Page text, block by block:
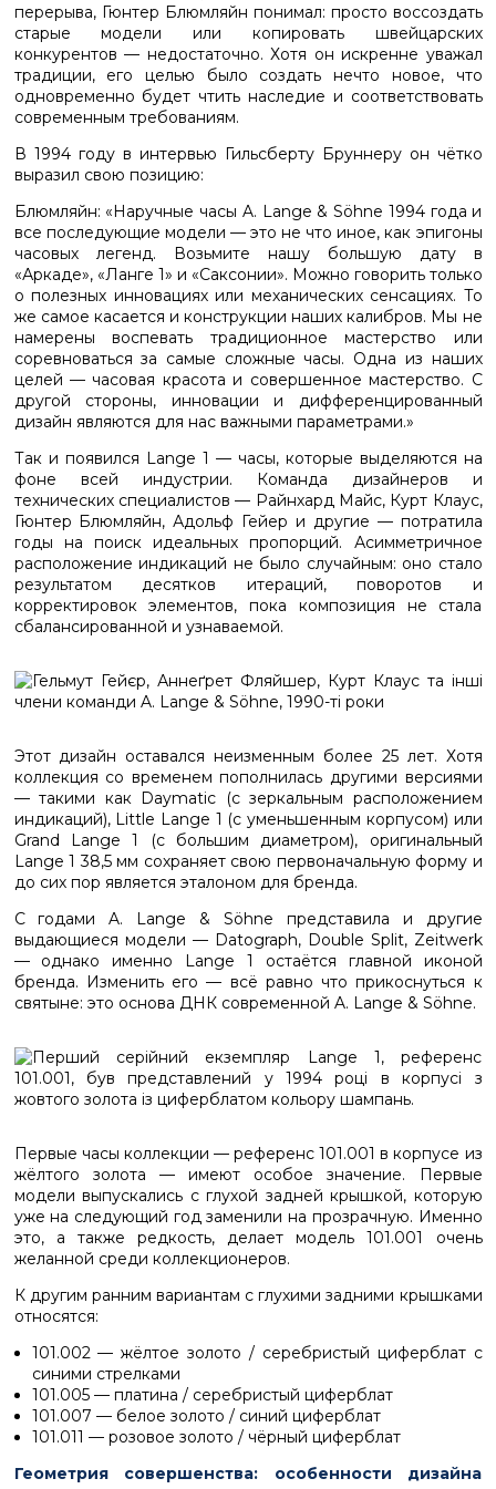
перерыва, Гюнтер Блюмляйн понимал: просто воссоздать
старые модели или копировать швейцарских
конкурентов — недостаточно. Хотя он искренне уважал
традиции, его целью было создать нечто новое, что
одновременно будет чтить наследие и соответствовать
современным требованиям.
В 1994 году в интервью Гильсберту Бруннеру он чётко
выразил свою позицию:
Блюмляйн: «Наручные часы A. Lange & Söhne 1994 года и
все последующие модели — это не что иное, как эпигоны
часовых легенд. Возьмите нашу большую дату в
«Аркаде», «Ланге 1» и «Саксонии». Можно говорить только
о полезных инновациях или механических сенсациях. То
же самое касается и конструкции наших калибров. Мы не
намерены воспевать традиционное мастерство или
соревноваться за самые сложные часы. Одна из наших
целей — часовая красота и совершенное мастерство. С
другой стороны, инновации и дифференцированный
дизайн являются для нас важными параметрами.»
Так и появился Lange 1 — часы, которые выделяются на
фоне всей индустрии. Команда дизайнеров и
технических специалистов — Райнхард Майс, Курт Клаус,
Гюнтер Блюмляйн, Адольф Гейер и другие — потратила
годы на поиск идеальных пропорций. Асимметричное
расположение индикаций не было случайным: оно стало
результатом десятков итераций, поворотов и
корректировок элементов, пока композиция не стала
сбалансированной и узнаваемой.
Этот дизайн оставался неизменным более 25 лет. Хотя
коллекция со временем пополнилась другими версиями
— такими как Daymatic (с зеркальным расположением
индикаций), Little Lange 1 (с уменьшенным корпусом) или
Grand Lange 1 (с большим диаметром), оригинальный
Lange 1 38,5 мм сохраняет свою первоначальную форму и
до сих пор является эталоном для бренда.
С годами A. Lange & Söhne представила и другие
выдающиеся модели — Datograph, Double Split, Zeitwerk
— однако именно Lange 1 остаётся главной иконой
бренда. Изменить его — всё равно что прикоснуться к
святыне: это основа ДНК современной A. Lange & Söhne.
Первые часы коллекции — референс 101.001 в корпусе из
жёлтого золота — имеют особое значение. Первые
модели выпускались с глухой задней крышкой, которую
уже на следующий год заменили на прозрачную. Именно
это, а также редкость, делает модель 101.001 очень
желанной среди коллекционеров.
К другим ранним вариантам с глухими задними крышками
относятся:
101.002 — жёлтое золото / серебристый циферблат с
синими стрелками
101.005 — платина / серебристый циферблат
101.007 — белое золото / синий циферблат
101.011 — розовое золото / чёрный циферблат
Геометрия совершенства: особенности дизайна